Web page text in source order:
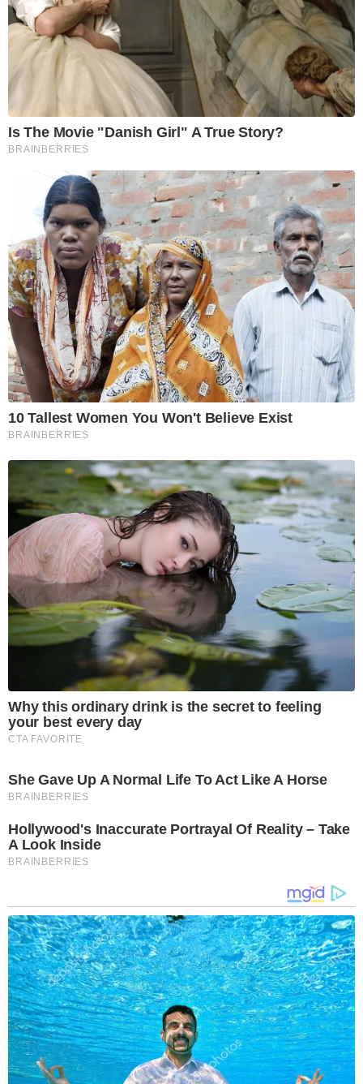
Is The Movie "Danish Girl" A True Story?
BRAINBERRIES
10 Tallest Women You Won't Believe Exist
BRAINBERRIES
Why this ordinary drink is the secret to feeling
your best every day
CTA FAVORITE
She Gave Up A Normal Life To Act Like A Horse
BRAINBERRIES
Hollywood's Inaccurate Portrayal Of Reality – Take
A Look Inside
BRAINBERRIES